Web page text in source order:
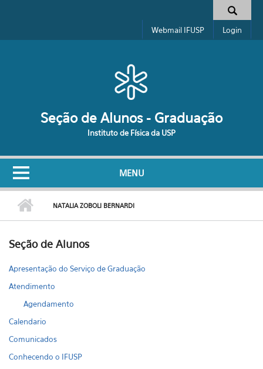
Formulário de busca
Webmail IFUSP Login
Seção de Alunos - Graduação
Instituto de Física da USP
MENU
NATALIA ZOBOLI BERNARDI
Seção de Alunos
Apresentação do Serviço de Graduação
Atendimento
Agendamento
Calendario
Comunicados
Conhecendo o IFUSP